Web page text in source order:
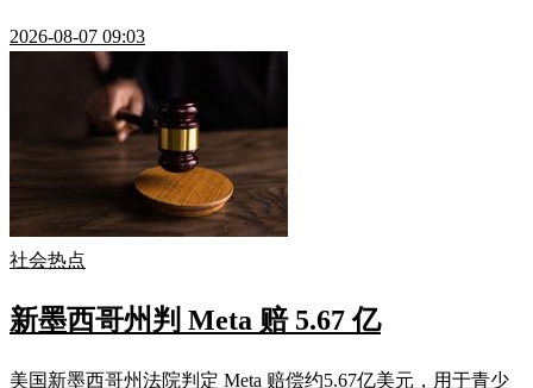
2026-08-07 09:03
社会热点
新墨西哥州判 Meta 赔 5.67 亿
美国新墨西哥州法院判定 Meta 赔偿约5.67亿美元，用于青少